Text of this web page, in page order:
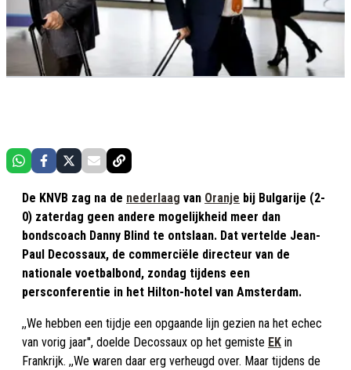
De KNVB zag na de nederlaag van Oranje bij Bulgarije (2-
0) zaterdag geen andere mogelijkheid meer dan
bondscoach Danny Blind te ontslaan. Dat vertelde Jean-
Paul Decossaux, de commerciële directeur van de
nationale voetbalbond, zondag tijdens een
persconferentie in het Hilton-hotel van Amsterdam.
,,We hebben een tijdje een opgaande lijn gezien na het echec
van vorig jaar'', doelde Decossaux op het gemiste EK in
Frankrijk. ,,We waren daar erg verheugd over. Maar tijdens de